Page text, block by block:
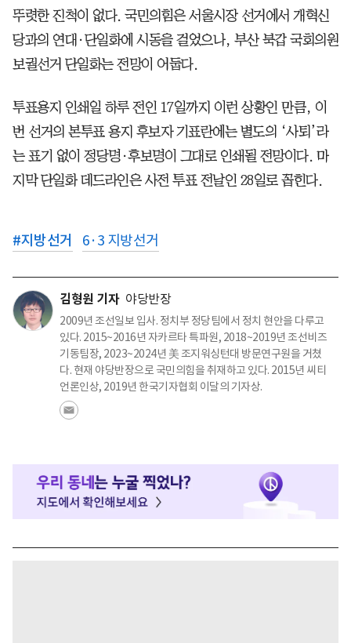
뚜렷한 진척이 없다. 국민의힘은 서울시장 선거에서 개혁신
당과의 연대·단일화에 시동을 걸었으나, 부산 북갑 국회의원
보궐선거 단일화는 전망이 어둡다.
투표용지 인쇄일 하루 전인 17일까지 이런 상황인 만큼, 이
번 선거의 본투표 용지 후보자 기표란에는 별도의 ‘사퇴’라
는 표기 없이 정당명·후보명이 그대로 인쇄될 전망이다. 마
지막 단일화 데드라인은 사전 투표 전날인 28일로 꼽힌다.
#지방선거 6·3 지방선거
김형원 기자 야당반장
2009년 조선일보 입사. 정치부 정당팀에서 정치 현안을 다루고
있다. 2015~2016년 자카르타 특파원, 2018~2019년 조선비즈
기동팀장, 2023~2024년 美 조지워싱턴대 방문연구원을 거쳤
다. 현재 야당반장으로 국민의힘을 취재하고 있다. 2015년 씨티
언론인상, 2019년 한국기자협회 이달의 기자상.